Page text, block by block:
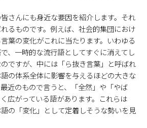
さんにも身近な要因を紹介します。それ
るものです。例えば、社会的集団におけ
葉の変化がこれに当たります。いわゆる
で、一時的な流行語としてすぐに消えてし
ですが、中には「ら抜き言葉」と呼ばれ
の体系全体に影響を与えるほどの大きな
最近のもので言うと、「全然」や「やば
広がっている語があります。これらは
語の「変化」として定着しそうな勢いを見